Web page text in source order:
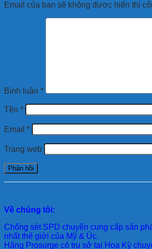
Email của bạn sẽ không được hiển thị
Bình luận *
Tên *
Email *
Trang web
Về chúng tôi:
Chống sét SPD chuyên cung cấp sản
nhất thế giới của Mỹ & Úc.
Hãng Prosurge có trụ sở tại Hoa Kỳ